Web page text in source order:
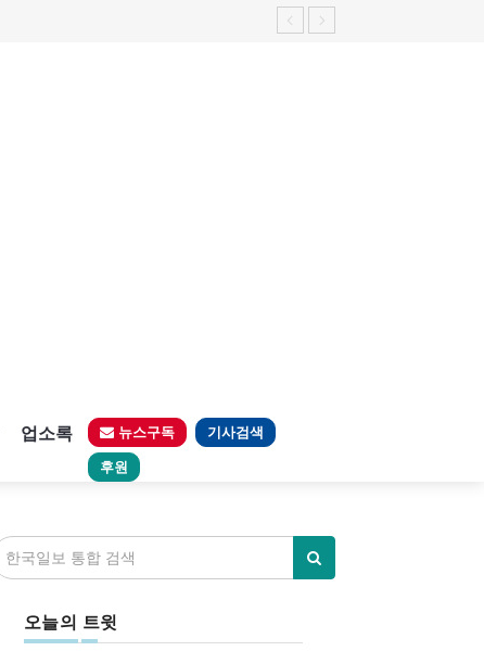
업소록 뉴스구독 기사검색
후원
오늘의 트윗